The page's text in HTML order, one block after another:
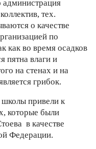
администрация
тех.
о качестве
по
как во время осадков
пятна влаги и
на стенах и на
грибок.
школы привели к
которые были
в качестве
Федерации.